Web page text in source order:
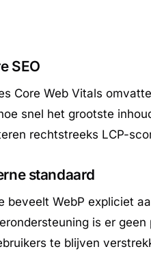
SEO
Core Web Vitals
snel het grootste
rechtstreeks LCP-
standaard
beveelt WebP expliciet
is er
te blijven